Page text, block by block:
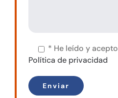
* He leído y
Política de privacidad